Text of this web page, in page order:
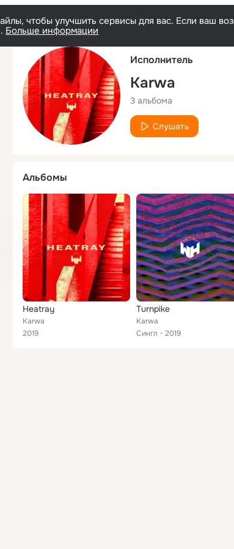
чтобы улучшить сервисы для вас. Если ваш
Больше информации
Исполнитель
Karwa
3 альбома
Слушать
Альбомы
Heatray
Karwa
2019
Turnpike
Karwa
Сингл
2019